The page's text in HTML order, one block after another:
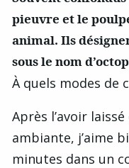
pieuvre et le
animal. Ils
sous le nom
À quels modes de
Après l’avoir
ambiante, j’aime
minutes dans un